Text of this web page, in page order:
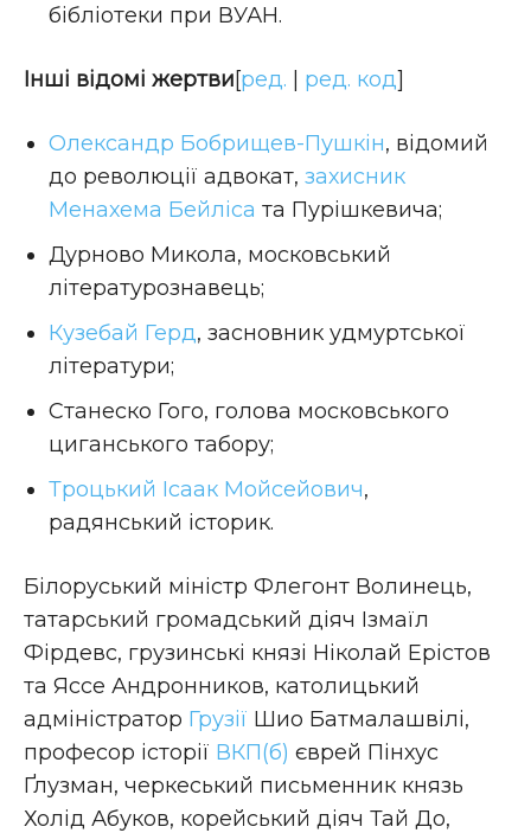
бібліотеки при ВУАН.
Інші відомі жертви[ред. | ред. код]
Олександр Бобрищев-Пушкін, відомий
до революції адвокат, захисник
Менахема Бейліса та Пурішкевича;
Дурново Микола, московський
літературознавець;
Кузебай Герд, засновник удмуртської
літератури;
Станеско Гого, голова московського
циганського табору;
Троцький Ісаак Мойсейович,
радянський історик.
Білоруський міністр Флегонт Волинець,
татарський громадський діяч Ізмаїл
Фірдевс, грузинські князі Ніколай Ерістов
та Яссе Андронников, католицький
адміністратор Грузії Шио Батмалашвілі,
професор історії ВКП(б) єврей Пінхус
Ґлузман, черкеський письменник князь
Холід Абуков, корейський діяч Тай До,